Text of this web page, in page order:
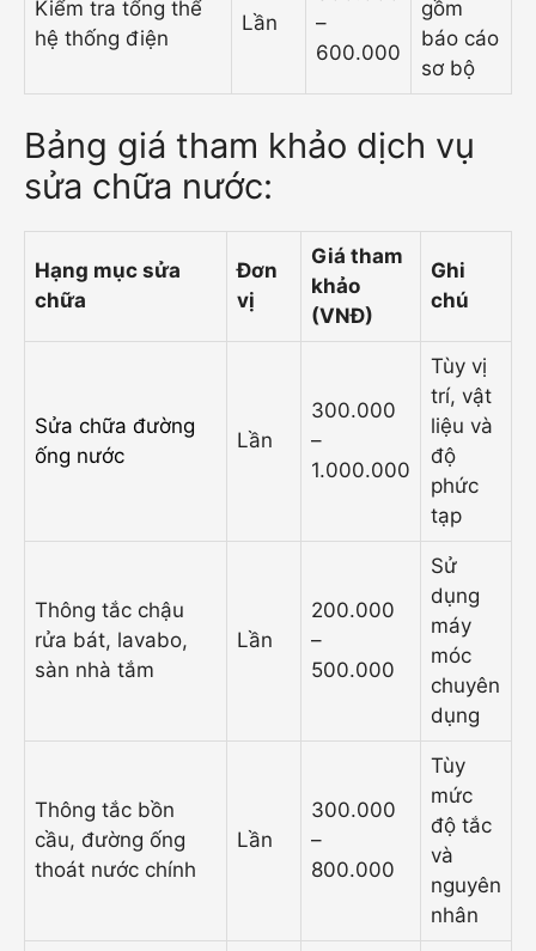
Kiểm tra tổng thể
hệ thống điện
Lần
–
600.000
gồm
báo cáo
sơ bộ
Bảng giá tham khảo dịch vụ
sửa chữa nước:
Hạng mục sửa
chữa
Đơn
vị
Giá tham
khảo
(VNĐ)
Ghi
chú
Sửa chữa đường
ống nước
Lần
300.000
–
1.000.000
Tùy vị
trí, vật
liệu và
độ
phức
tạp
Thông tắc chậu
rửa bát, lavabo,
sàn nhà tắm
Lần
200.000
–
500.000
Sử
dụng
máy
móc
chuyên
dụng
Thông tắc bồn
cầu, đường ống
thoát nước chính
Lần
300.000
–
800.000
Tùy
mức
độ tắc
và
nguyên
nhân